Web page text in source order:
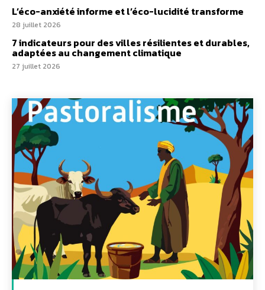
L’éco-anxiété informe et l’éco-lucidité transforme
28 juillet 2026
7 indicateurs pour des villes résilientes et durables,
adaptées au changement climatique
27 juillet 2026